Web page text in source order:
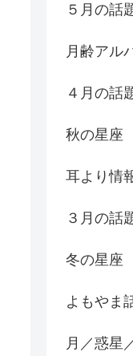
５月の話
月齢アル
４月の話
秋の星座
耳より情
３月の話
冬の星座
よもやま
月／惑星